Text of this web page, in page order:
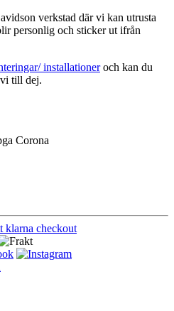
verkstad där vi kan utrusta
personlig och sticker ut ifrån
installationeroch kan du
till dej.
Corona